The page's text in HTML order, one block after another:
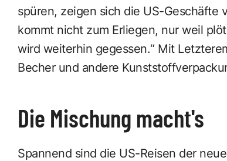
spüren, zeigen sich die US-Geschäfte
kommt nicht zum Erliegen, nur weil
wird weiterhin gegessen.“ Mit
Becher und andere
Die Mischung macht's
Spannend sind die US-Reisen der